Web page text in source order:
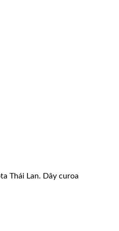
Thái Lan. Dây curoa